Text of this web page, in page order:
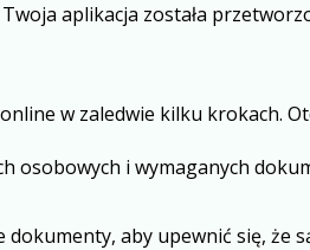
aplikacja została
w zaledwie kilku krokach.
osobowych i wymaganych
dokumenty, aby upewnić się, że